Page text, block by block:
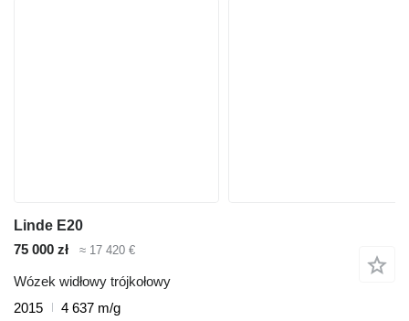
Linde E20
75 000 zł
≈ 17 420 €
Wózek widłowy trójkołowy
2015
4 637 m/g